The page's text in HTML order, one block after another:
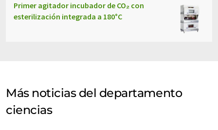
Primer agitador incubador de CO₂ con
esterilización integrada a 180°C
Más noticias del departamento
ciencias